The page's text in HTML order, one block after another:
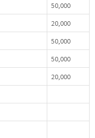
50,000
20,000
50,000
50,000
20,000